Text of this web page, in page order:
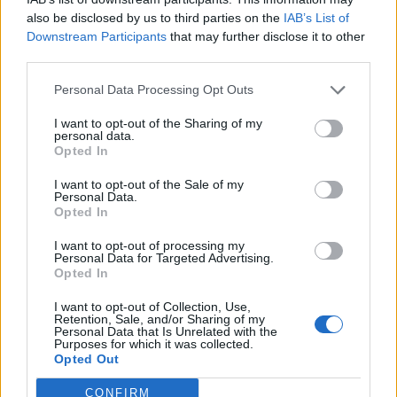
also be disclosed by us to third parties on the IAB’s List of
Downstream Participants that may further disclose it to other
Personal Data Processing Opt Outs
I want to opt-out of the Sharing of my
personal data.
Opted In
I want to opt-out of the Sale of my
Personal Data.
Opted In
I want to opt-out of processing my
Personal Data for Targeted Advertising.
Opted In
I want to opt-out of Collection, Use,
Retention, Sale, and/or Sharing of my
Personal Data that Is Unrelated with the
Purposes for which it was collected.
Opted Out
CONFIRM
17 Mattia Asara Bonorva 12
Stefano Mereu Alghero Calcio